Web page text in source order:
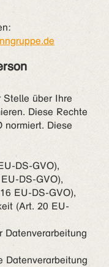
Stelle über Ihre
Diese Rechte
normiert. Diese
DS-GVO),
DS-GVO),
EU-DS-GVO),
(Art. 20 EU-
Datenverarbeitung
Datenverarbeitung